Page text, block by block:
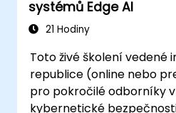
Vyhodnocovat a
nasazených modelů.
využívání AI na okraji
systémů Edge AI
21 Hodiny
Toto živé školení vedené
republice (online nebo
pro pokročilé odborníky
kybernetické